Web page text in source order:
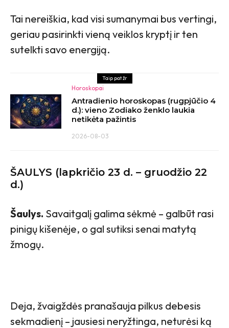
Tai nereiškia, kad visi sumanymai bus vertingi,
geriau pasirinkti vieną veiklos kryptį ir ten
sutelkti savo energiją.
Taip pat žr
Horoskopai
Antradienio horoskopas (rugpjūčio 4
d.): vieno Zodiako ženklo laukia
netikėta pažintis
2026-08-03
ŠAULYS (lapkričio 23 d. – gruodžio 22
d.)
Šaulys. Savaitgalį galima sėkmė – galbūt rasi
pinigų kišenėje, o gal sutiksi senai matytą
žmogų.
Deja, žvaigždės pranašauja pilkus debesis
sekmadienį – jausiesi neryžtinga, neturėsi ką